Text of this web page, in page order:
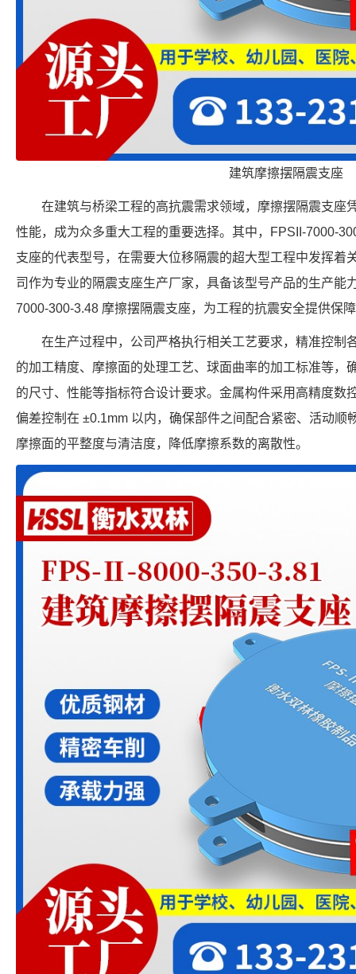
建筑摩擦摆隔震支座
在建筑与桥梁工程的高抗震需求领域，摩擦摆隔震支座
性能，成为众多重大工程的重要选择。其中，FPSII-7000-
支座的代表型号，在需要大位移隔震的超大型工程中发挥着
司作为专业的隔震支座生产厂家，具备该型号产品的生产能
7000-300-3.48 摩擦摆隔震支座，为工程的抗震安全提供保
在生产过程中，公司严格执行相关工艺要求，精准控制
的加工精度、摩擦面的处理工艺、球面曲率的加工标准等，
的尺寸、性能等指标符合设计要求。金属构件采用高精度数
偏差控制在 ±0.1mm 以内，确保部件之间配合紧密、活动顺
摩擦面的平整度与清洁度，降低摩擦系数的离散性。